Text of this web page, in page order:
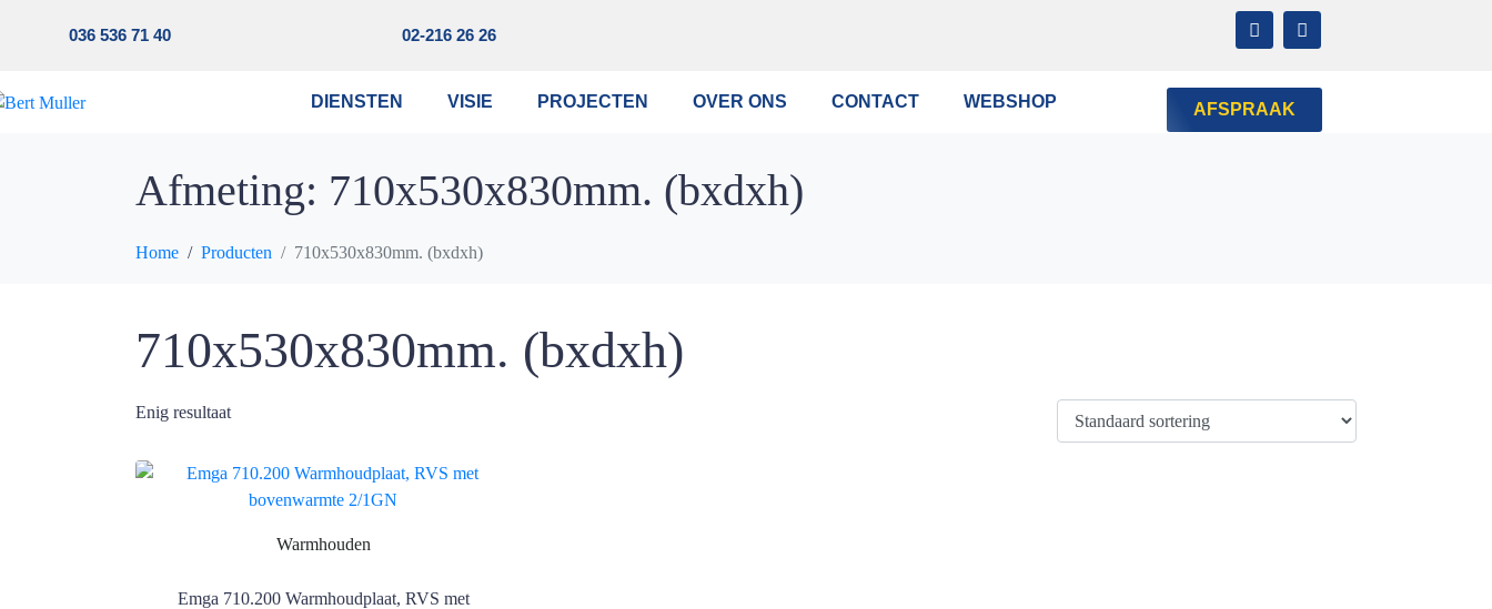
036 536 71 40 02-216 26 26
DIENSTEN VISIE PROJECTEN OVER ONS CONTACT WEBSHOP AFSPRAAK
Afmeting: 710x530x830mm. (bxdxh)
Home Producten 710x530x830mm. (bxdxh)
710x530x830mm. (bxdxh)
Enig resultaat
Warmhouden
Emga 710.200 Warmhoudplaat, RVS met